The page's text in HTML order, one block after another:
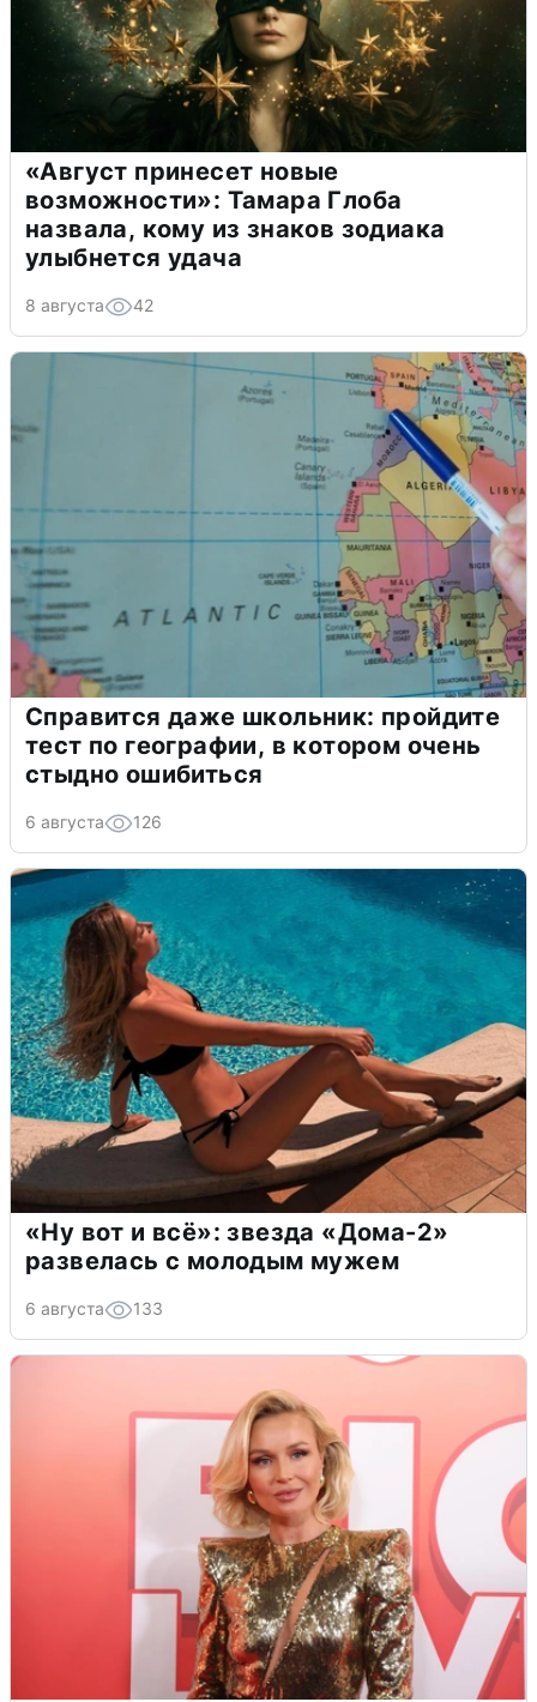
«Август принесет новые
возможности»: Тамара Глоба
назвала, кому из знаков зодиака
улыбнется удача
8 августа 42
Справится даже школьник: пройдите
тест по географии, в котором очень
стыдно ошибиться
6 августа 126
«Ну вот и всё»: звезда «Дома-2»
развелась с молодым мужем
6 августа 133